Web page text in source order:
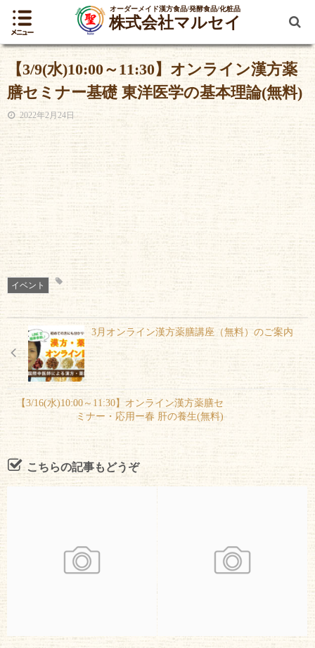
オーダーメイド漢方食品/発酵食品/化粧品
株式会社マルセイ
【3/9(水)10:00～11:30】オンライン漢方薬
膳セミナー基礎 東洋医学の基本理論(無料)
2022年2月24日
イベント
3月オンライン漢方薬膳講座（無料）のご案内
【3/16(水)10:00～11:30】オンライン漢方薬膳セ
ミナー・応用ー春 肝の養生(無料)
こちらの記事もどうぞ